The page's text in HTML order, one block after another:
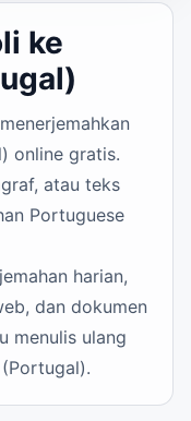
ke
online gratis.
atau teks
Portuguese
harian,
dan dokumen
menulis ulang